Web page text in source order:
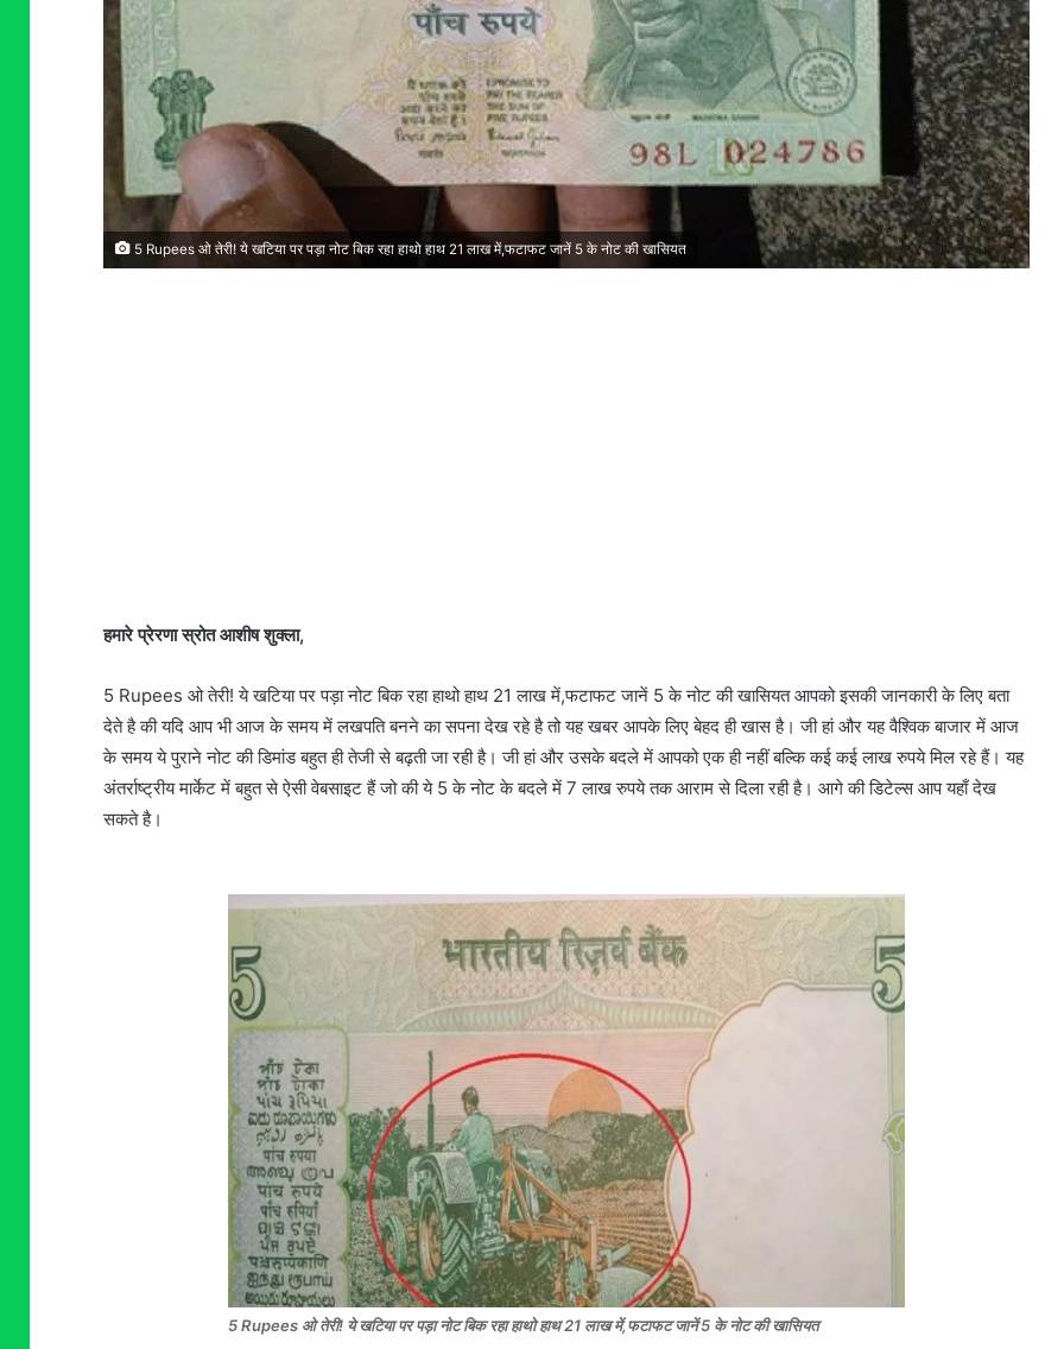
5 Rupees ओ तेरी! ये खटिया पर पड़ा नोट बिक रहा हाथो हाथ 21 लाख में,फटाफट जानें 5 के नोट की खासियत
हमारे प्रेरणा स्रोत आशीष शुक्ला,
5 Rupees ओ तेरी! ये खटिया पर पड़ा नोट बिक रहा हाथो हाथ 21 लाख में,फटाफट जानें 5 के नोट की खासियत आपको इसकी जानकारी के लिए बता
देते है की यदि आप भी आज के समय में लखपति बनने का सपना देख रहे है तो यह खबर आपके लिए बेहद ही खास है। जी हां और यह वैश्विक बाजार में आज
के समय ये पुराने नोट की डिमांड बहुत ही तेजी से बढ़ती जा रही है। जी हां और उसके बदले में आपको एक ही नहीं बल्कि कई कई लाख रुपये मिल रहे हैं। यह
अंतर्राष्ट्रीय मार्केट में बहुत से ऐसी वेबसाइट हैं जो की ये 5 के नोट के बदले में 7 लाख रुपये तक आराम से दिला रही है। आगे की डिटेल्स आप यहाँ देख
सकते है।
5 Rupees ओ तेरी! ये खटिया पर पड़ा नोट बिक रहा हाथो हाथ 21 लाख में,फटाफट जानें 5 के नोट की खासियत